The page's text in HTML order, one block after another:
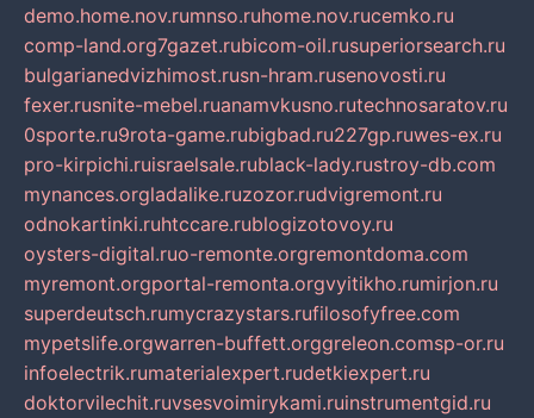
demo.home.nov.rumnso.ruhome.nov.rucemko.ru
comp-land.org7gazet.rubicom-oil.rusuperiorsearch.ru
bulgarianedvizhimost.rusn-hram.rusenovosti.ru
fexer.rusnite-mebel.ruanamvkusno.rutechnosaratov.ru
0sporte.ru9rota-game.rubigbad.ru227gp.ruwes-ex.ru
pro-kirpichi.ruisraelsale.rublack-lady.rustroy-db.com
mynances.orgladalike.ruzozor.rudvigremont.ru
odnokartinki.ruhtccare.rublogizotovoy.ru
oysters-digital.ruo-remonte.orgremontdoma.com
myremont.orgportal-remonta.orgvyitikho.rumirjon.ru
superdeutsch.rumycrazystars.rufilosofyfree.com
mypetslife.orgwarren-buffett.orggreleon.comsp-or.ru
infoelectrik.rumaterialexpert.rudetkiexpert.ru
doktorvilechit.ruvsesvoimirykami.ruinstrumentgid.ru